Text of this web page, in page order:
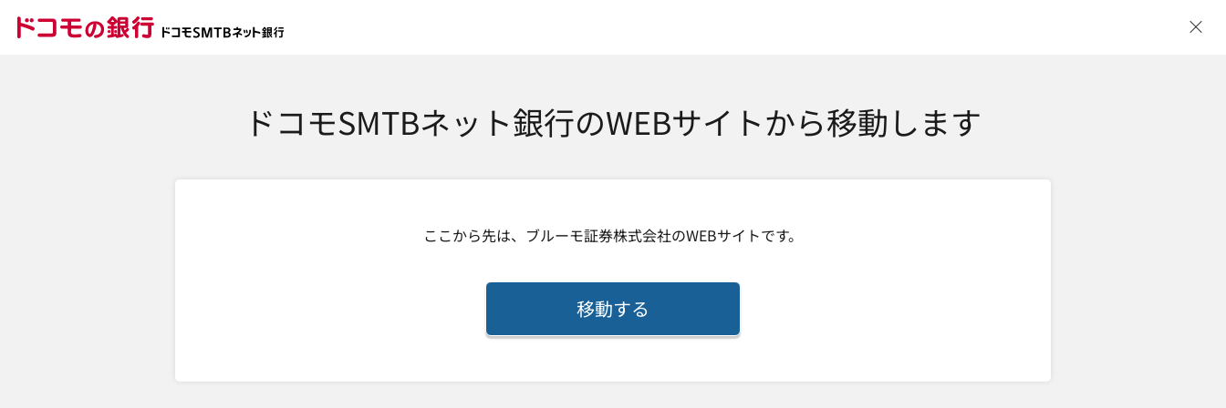
ドコモSMTBネット銀行のWEBサイトから移動します
ここから先は、 ブルーモ証券株式会社のWEBサイトです。
移動する